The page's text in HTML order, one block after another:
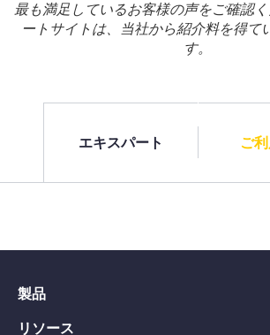
最も満足しているお客様の声をご確認
ートサイトは、当社から紹介料を得て
す。
エキスパート ご
製品
PC向けVPN
リソース